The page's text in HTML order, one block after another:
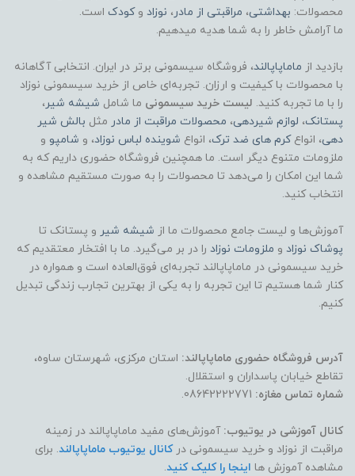
🧪 ایمنی و استانداردها:
Hypoallergenic: ضدحساسیت
Dermatologist Tested: تست‌شده توسط
متخصص پوست
Suitable for Newborns: قابل‌استفاده از روز
اول تولد
Plant-Based: فرمول و بافت گیاهی
👜 موارد استفاده پیشنهادی:
پاک کردن آثار غذا، شیر، پوره و لکه‌های صورت
استفاده در مهمانی، بیرون رفتن، سفر
مناسب استفاده سریع بدون نیاز به آب
محصولات: بهداشتی، مراقبتی از مادر، نوزاد وکودک است.
ما آرامش خاطر را به شما هدیه میدهیم.
بازدید از ماماپاپالند، فروشگاه سیسمونی برتر در ایران. انتخابی آگاهانه
با محصولات با کیفیت و ارزان. تجربه‌ای خاص از خرید سیسمونی نوزاد
را با ما تجربه کنید. لیست خرید سیسمونی ما شامل شیشه شیر،
پستانک، لوازم شیردهی، محصولات مراقبت از مادر مثل بالش شیر
دهی، انواعکرم های ضد ترک، انواع شوینده لباس نوزاد، و شامپو و
ملزومات متنوع دیگر است. ما همچنین فروشگاه حضوری داریم که به
شما این امکان را می‌دهد تا محصولات را به صورت مستقیم مشاهده و
انتخاب کنید.
آموزش‌ها و لیست جامع محصولات ما از شیشه شیر و پستانک تا
پوشاک نوزاد و ملزومات نوزاد را در بر می‌گیرد. ما با افتخار معتقدیم که
خرید سیسمونی در ماماپاپالند تجربه‌ای فوق‌العاده است و همواره در
کنار شما هستیم تا این تجربه را به یکی از بهترین تجارب زندگی تبدیل
کنیم.
آدرس فروشگاه حضوری ماماپاپالند: استان مرکزی، شهرستان ساوه،
تقاطع خیابان پاسداران و استقلال.
شماره تماس مغازه:
کانال آموزشی در یوتیوب: آموزش‌های مفید ماماپاپالند در زمینه
مراقبت از نوزاد و خرید سیسمونی درکانال یوتیوب ماماپاپالند. برای
مشاهده آموزش ها اینجا را کلیک کنید.